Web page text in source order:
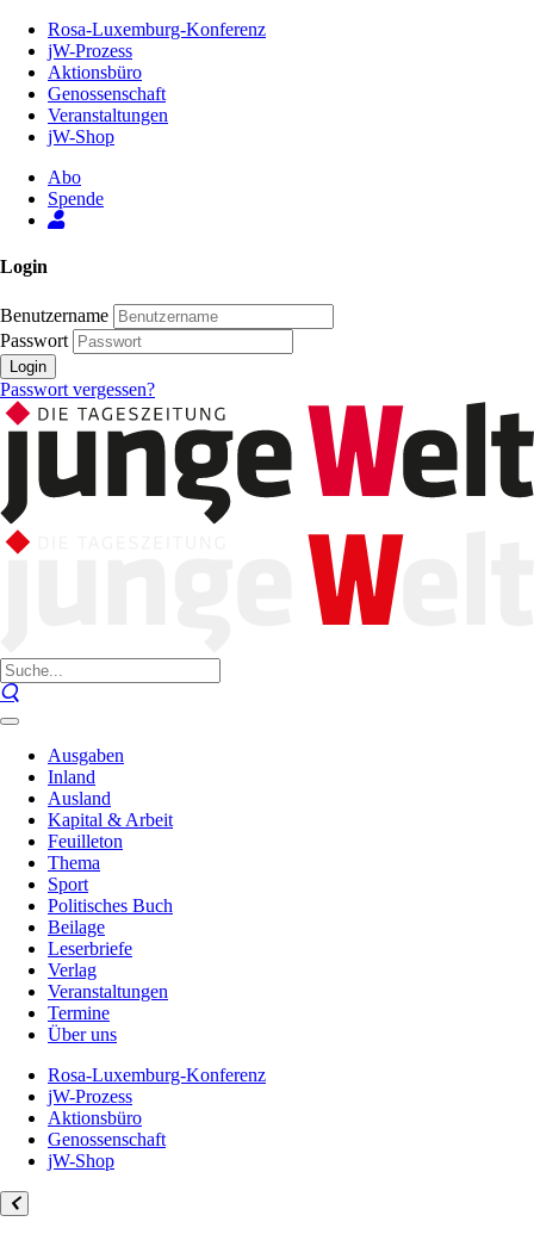
Inhalt
Seite
Rosa-Luxemburg-Konferenz
jW-Prozess
Aktionsbüro
Genossenschaft
Veranstaltungen
jW-Shop
Abo
Spende
Login
Benutzername
Passwort
Login
Passwort vergessen?
Ausgaben
Inland
Ausland
Kapital & Arbeit
Feuilleton
Thema
Sport
Politisches Buch
Beilage
Leserbriefe
Verlag
Veranstaltungen
Termine
Über uns
Rosa-Luxemburg-Konferenz
jW-Prozess
Aktionsbüro
Genossenschaft
jW-Shop